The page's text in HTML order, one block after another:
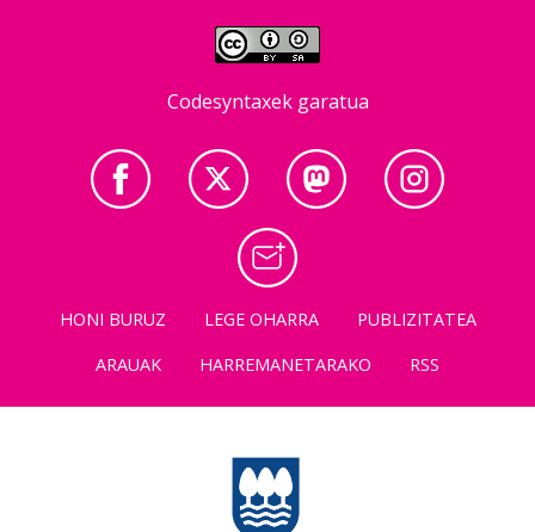
Codesyntaxek garatua
HONI BURUZ LEGE OHARRA
PUBLIZITATEA
ARAUAK
HARREMANETARAKO RSS